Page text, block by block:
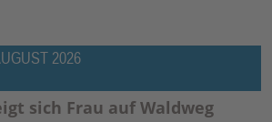
2026
sich Frau auf Waldweg